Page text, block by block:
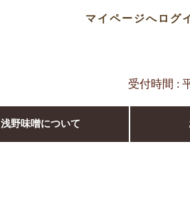
マイページへログ
受付時間 :
浅野味噌について